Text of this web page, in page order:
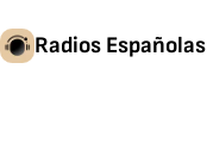
Radios Españolas